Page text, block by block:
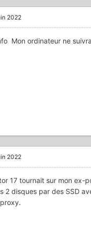
2022
Mon ordinateur ne
2022
17 tournait sur mon ex-
2 disques par des SSD